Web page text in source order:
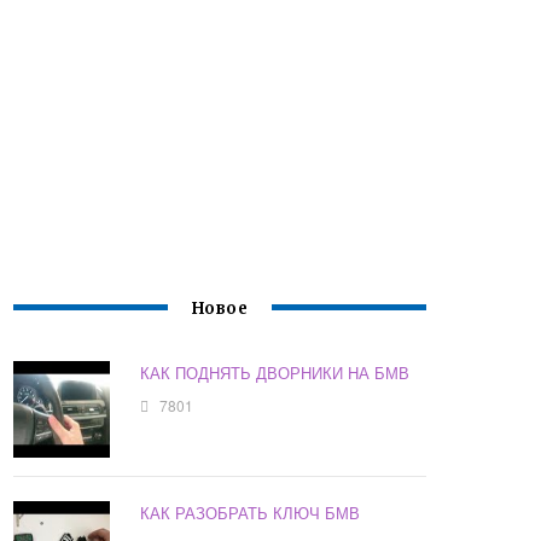
Новое
КАК ПОДНЯТЬ ДВОРНИКИ НА БМВ
7801
КАК РАЗОБРАТЬ КЛЮЧ БМВ